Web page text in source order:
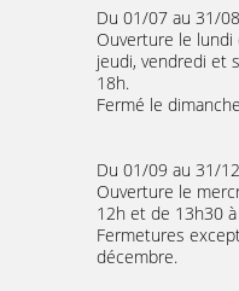
Du 01/07 au 31/08
Ouverture le lundi
jeudi, vendredi et
18h.
Fermé le
Du 01/09 au 31/12
Ouverture le
12h et de 13h30
Fermetures
décembre.